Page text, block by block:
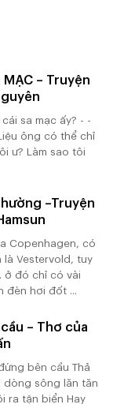
MẠC – Truyện
sa mạc ấy? - -
ông có thể chỉ
ư? Làm sao tôi
–Truyện
Copenhagen, có
Vestervold, tuy
ở đó chỉ có vài
đèn hơi đốt ...
– Thơ của
bên cầu Thả
dòng sông lăn tăn
ra tận biển Hay